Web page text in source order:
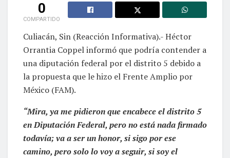
0
COMPARTIDO
Culiacán, Sin (Reacción Informativa).- Héctor
Orrantia Coppel informó que podría contender a
una diputación federal por el distrito 5 debido a
la propuesta que le hizo el Frente Amplio por
México (FAM).
“Mira, ya me pidieron que encabece el distrito 5
en Diputación Federal, pero no está nada firmado
todavía; va a ser un honor, si sigo por ese
camino, pero solo lo voy a seguir, si soy el